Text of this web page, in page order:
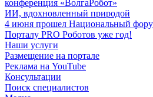
конференция «ВолгаРобот»
ИИ, вдохновленный природой
4 июня прошел Национальный
Порталу PRO Роботов уже год!
Наши услуги
Размещение на портале
Реклама на YouTube
Консультации
Поиск специалистов